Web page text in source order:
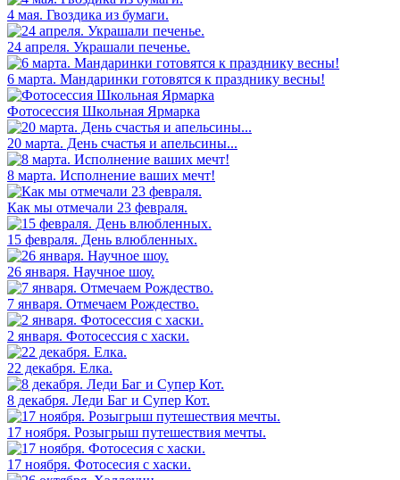
4 мая. Гвоздика из бумаги.
24 апреля. Украшали печенье.
6 марта. Мандаринки готовятся к празднику весны!
Фотосессия Школьная Ярмарка
20 марта. День счастья и апельсины...
8 марта. Исполнение ваших мечт!
Как мы отмечали 23 февраля.
15 февраля. День влюбленных.
26 января. Научное шоу.
7 января. Отмечаем Рождество.
2 января. Фотосессия с хаски.
22 декабря. Елка.
8 декабря. Леди Баг и Супер Кот.
17 ноября. Розыгрыш путешествия мечты.
17 ноября. Фотосесия с хаски.